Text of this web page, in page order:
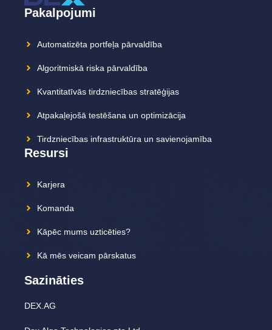
Pakalpojumi
Automatizēta portfeļa pārvaldība
Algoritmiskā riska pārvaldība
Kvantitatīvās tirdzniecības stratēģijas
Atpakaļejošā testēšana un optimizācija
Tirdzniecības infrastruktūra un savienojamība
Resursi
Karjera
Komanda
Kāpēc mums uzticēties?
Kā mēs veicam pārskatus
Sazināties
DEX.AG